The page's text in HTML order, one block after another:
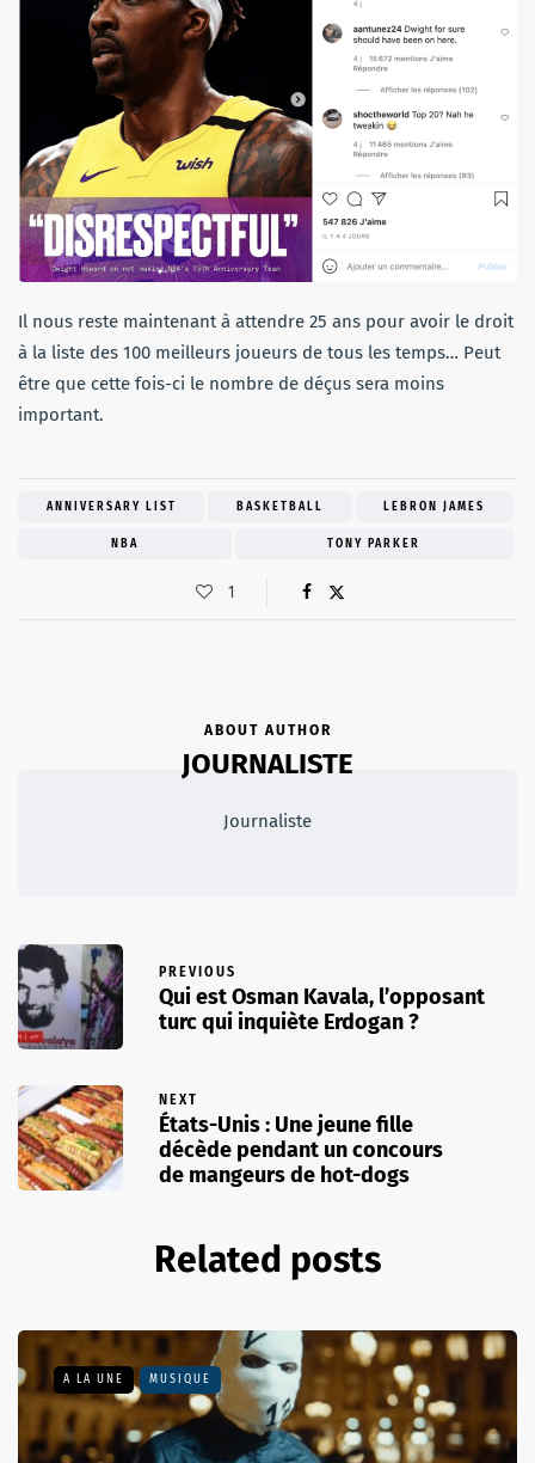
Il nous reste maintenant à attendre 25 ans pour avoir le droit
à la liste des 100 meilleurs joueurs de tous les temps… Peut
être que cette fois-ci le nombre de déçus sera moins
important.
ANNIVERSARY LIST BASKETBALL LEBRON JAMES
NBA TONY PARKER
1
ABOUT AUTHOR
JOURNALISTE
Journaliste
PREVIOUS
Qui est Osman Kavala, l’opposant
turc qui inquiète Erdogan ?
NEXT
États-Unis : Une jeune fille
décède pendant un concours
de mangeurs de hot-dogs
Related posts
A LA UNE MUSIQUE